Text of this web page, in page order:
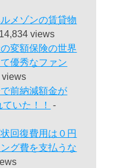
メゾンの賃貸物
views
変額保険の世界
優秀なファン
views
前納減額金が
いた！！
-
回復費用は０円
グ費を支払うな